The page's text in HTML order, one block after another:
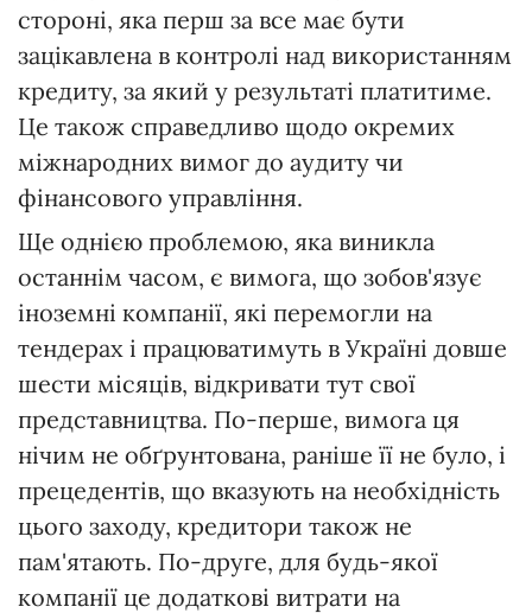
стороні, яка перш за все має бути
зацікавлена в контролі над використанням
кредиту, за який у результаті платитиме.
Це також справедливо щодо окремих
міжнародних вимог до аудиту чи
фінансового управління.
Ще однією проблемою, яка виникла
останнім часом, є вимога, що зобов'язує
іноземні компанії, які перемогли на
тендерах і працюватимуть в Україні довше
шести місяців, відкривати тут свої
представництва. По-перше, вимога ця
нічим не обґрунтована, раніше її не було, і
прецедентів, що вказують на необхідність
цього заходу, кредитори також не
пам'ятають. По-друге, для будь-якої
компанії це додаткові витрати на